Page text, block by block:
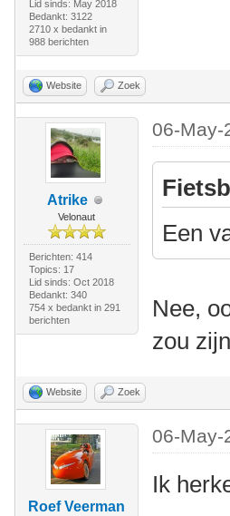
Lid sinds: May 2018
Bedankt: 3122
2710 x bedankt in
988 berichten
Website Zoek
Atrike
Velonaut
Berichten: 414
Topics: 17
Lid sinds: Oct 2018
Bedankt: 340
754 x bedankt in 291
berichten
06-May-
Een
Nee,
zou
Website Zoek
Roef Veerman
06-May-
Ik